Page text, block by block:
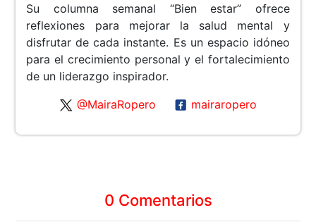
Su columna semanal “Bien estar” ofrece
reflexiones para mejorar la salud mental y
disfrutar de cada instante. Es un espacio idóneo
para el crecimiento personal y el fortalecimiento
de un liderazgo inspirador.
@MairaRopero
mairaropero
0 Comentarios